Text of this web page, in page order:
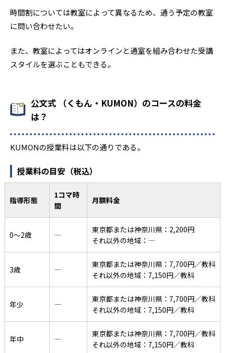
時間割については教室によって異なるため、通う予定の教室
に問い合わせたい。
また、教室によってはオンラインと通室を組み合わせた受講
スタイルを選ぶこともできる。
公文式 （くもん・KUMON）のコースの料金
は？
KUMONの授業料は以下の通りである。
授業料の目安（税込）
指導形態
1コマ時
間
月額料金
0〜2歳 ―
東京都または神奈川県：2,200円
それ以外の地域：―
3歳 ―
東京都または神奈川県：7,700円／教科
それ以外の地域：7,150円／教科
年少 ―
東京都または神奈川県：7,700円／教科
それ以外の地域：7,150円／教科
年中 ―
東京都または神奈川県：7,700円／教科
それ以外の地域：7,150円／教科